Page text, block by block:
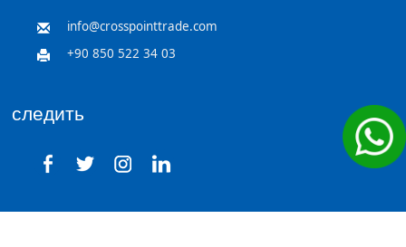
info@crosspointtrade.com
+90 850 522 34 03
следить